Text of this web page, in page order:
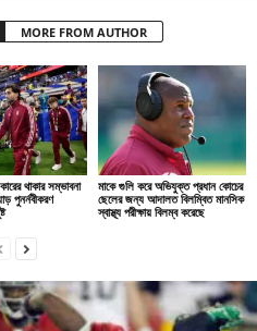
MORE FROM AUTHOR
থাকার সম্ভাবনা
পুনর্নবীকরণ
মাকে গুলি করে অভিযুক্ত প্রধান কোচের
ছেলের জন্য আদালত বিলম্বিত মানসিক
স্বাস্থ্য পরীক্ষায় বিলম্ব করেছে